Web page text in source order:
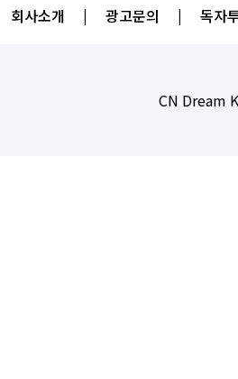
회사소개 | 광고문의 | 독자
CN Dream